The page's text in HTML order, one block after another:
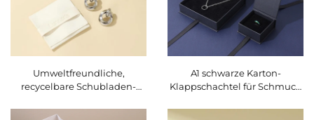
Umweltfreundliche,
recycelbare Schubladen-
individuellem Logo –
A1 schwarze Karton-
Klappschachtel für Schmuck
Boxen für Halsketten, Ringe